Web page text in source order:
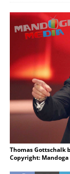
Thomas Gottschalk
Copyright: